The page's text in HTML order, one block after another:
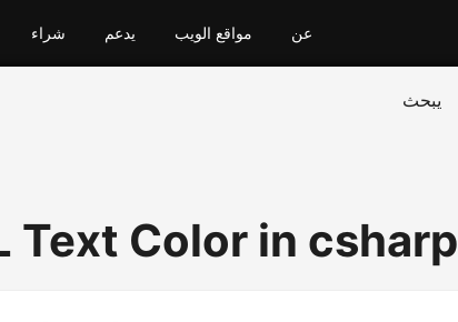
شراء يدعم مواقع الويب عن
يبحث
Text Color in csharp